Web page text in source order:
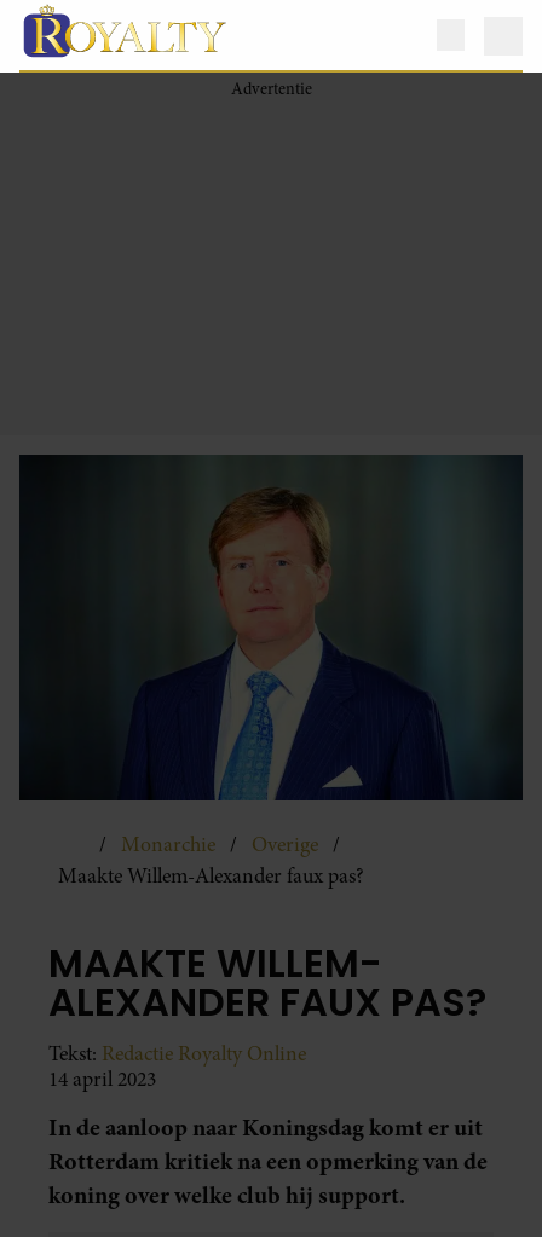
Monarchie
Overige
Maakte Willem-Alexander faux pas?
MAAKTE WILLEM-
ALEXANDER FAUX PAS?
Tekst: Redactie Royalty Online
14 april 2023
In de aanloop naar Koningsdag komt er uit
Rotterdam kritiek na een opmerking van de
koning over welke club hij support.